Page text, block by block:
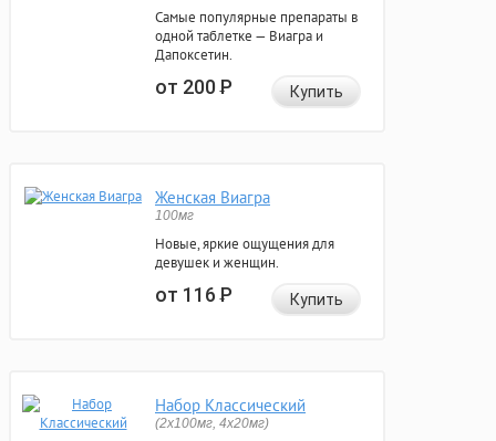
Самые популярные препараты в
одной таблетке — Виагра и
Дапоксетин.
от 200Р Купить
Женская Виагра
100мг
Новые, яркие ощущения для
девушек и женщин.
от 116Р Купить
Набор Классический
(2x100мг, 4x20мг)